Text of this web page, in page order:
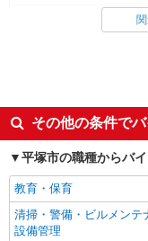
調理・調理補助・調理
未経験歓迎
ボーナス・賞与あり
社会保険あり
産休・育休取得実績あり
その他の条件で
平塚市の職種からバ
教育・保育
清掃・警備・ビルメンテ
設備管理